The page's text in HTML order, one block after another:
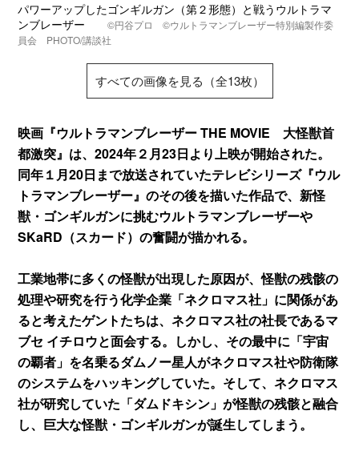
パワーアップしたゴンギルガン（第２形態）と戦うウルトラマ
ンブレーザー©円谷プロ ©ウルトラマンブレーザー特別編製作委
員会 PHOTO/講談社
すべての画像を見る（全13枚）
映画『ウルトラマンブレーザー THE MOVIE 大怪獣首
都激突』は、2024年２月23日より上映が開始された。
同年１月20日まで放送されていたテレビシリーズ『ウル
トラマンブレーザー』のその後を描いた作品で、新怪
獣・ゴンギルガンに挑むウルトラマンブレーザーや
SKaRD（スカード）の奮闘が描かれる。
工業地帯に多くの怪獣が出現した原因が、怪獣の残骸の
処理や研究を行う化学企業「ネクロマス社」に関係があ
ると考えたゲントたちは、ネクロマス社の社長であるマ
ブセ イチロウと面会する。しかし、その最中に「宇宙
の覇者」を名乗るダムノー星人がネクロマス社や防衛隊
のシステムをハッキングしていた。そして、ネクロマス
社が研究していた「ダムドキシン」が怪獣の残骸と融合
し、巨大な怪獣・ゴンギルガンが誕生してしまう。